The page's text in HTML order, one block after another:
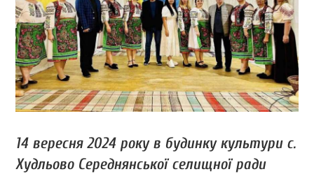
14 вересня 2024 року в будинку культури с.
Худльово Середнянської селищної ради